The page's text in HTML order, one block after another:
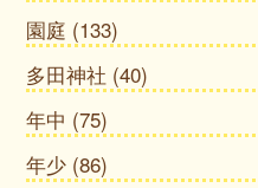
園庭 (133)
多田神社 (40)
年中 (75)
年少 (86)